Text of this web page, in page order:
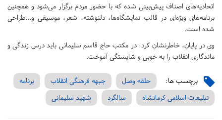
اتحادیه‌های اصناف پیش‌بینی شده که با حضور مردم برگزار می‌شود و همچنین
برنامه‌های ویژه‌ای در قالب نمایشگاه‌ها، دلنوشته‌، شعر، موسیقی و...طراحی
شده است.
وی در پایان، خاطرنشان کرد: در مکتب حاج قاسم سلیمانی باید درس زندگی و
ماندگاری انقلاب را به خوبی و شایستگی آموخت.
برچسب ها: حلقه وصل جبهه فرهنگی انقلاب
برنامه
تبلیغات اسلامی کرمانشاه
سالگرد شهید سلیمانی